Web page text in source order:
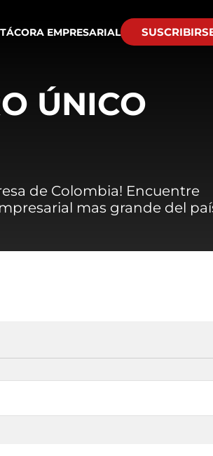
EMPRESARIAL
ÚNICO
de Colombia! Encuentre
mas grande del